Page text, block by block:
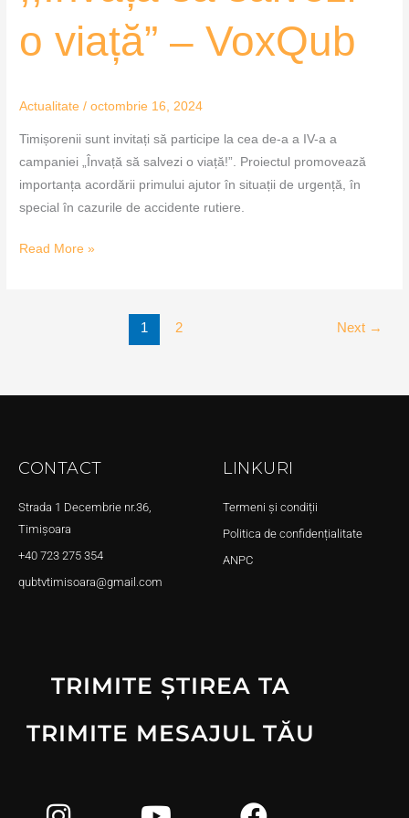
o viață” – VoxQub
Actualitate /octombrie 16, 2024
Timișorenii sunt invitați să participe la cea de-a a IV-a a
campaniei „Învață să salvezi o viață!”. Proiectul promovează
importanța acordării primului ajutor în situații de urgență, în
special în cazurile de accidente rutiere.
Read More »
1 2 Next →
CONTACT
Strada 1 Decembrie nr.36,
Timișoara
+40 723 275 354
qubtvtimisoara@gmail.com
LINKURI
Termeni și condiții
Politica de confidențialitate
ANPC
TRIMITE ȘTIREA TA
TRIMITE MESAJUL TĂU